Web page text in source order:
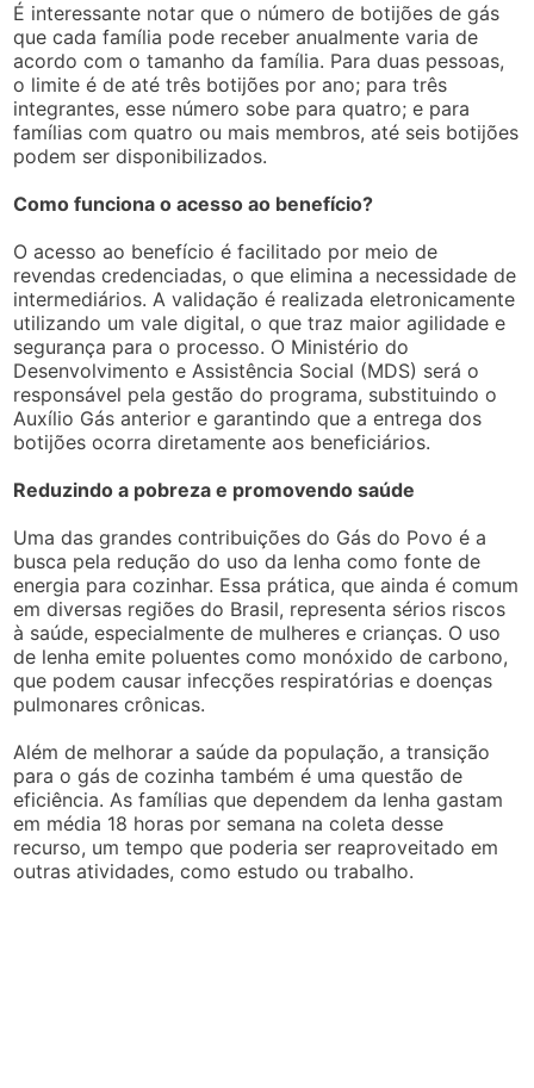
É interessante notar que o número de botijões de gás
que cada família pode receber anualmente varia de
acordo com o tamanho da família. Para duas pessoas,
o limite é de até três botijões por ano; para três
integrantes, esse número sobe para quatro; e para
famílias com quatro ou mais membros, até seis botijões
podem ser disponibilizados.
Como funciona o acesso ao benefício?
O acesso ao benefício é facilitado por meio de
revendas credenciadas, o que elimina a necessidade de
intermediários. A validação é realizada eletronicamente
utilizando um vale digital, o que traz maior agilidade e
segurança para o processo. O Ministério do
Desenvolvimento e Assistência Social (MDS) será o
responsável pela gestão do programa, substituindo o
Auxílio Gás anterior e garantindo que a entrega dos
botijões ocorra diretamente aos beneficiários.
Reduzindo a pobreza e promovendo saúde
Uma das grandes contribuições do Gás do Povo é a
busca pela redução do uso da lenha como fonte de
energia para cozinhar. Essa prática, que ainda é comum
em diversas regiões do Brasil, representa sérios riscos
à saúde, especialmente de mulheres e crianças. O uso
de lenha emite poluentes como monóxido de carbono,
que podem causar infecções respiratórias e doenças
pulmonares crônicas.
Além de melhorar a saúde da população, a transição
para o gás de cozinha também é uma questão de
eficiência. As famílias que dependem da lenha gastam
em média 18 horas por semana na coleta desse
recurso, um tempo que poderia ser reaproveitado em
outras atividades, como estudo ou trabalho.